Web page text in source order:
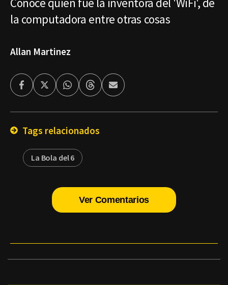
la computadora entre otras cosas
Allan Martinez
FacebookTwitterWhatsappThreadsEnviar
por
Tags relacionados
La Bola del 6
Ver Comentarios